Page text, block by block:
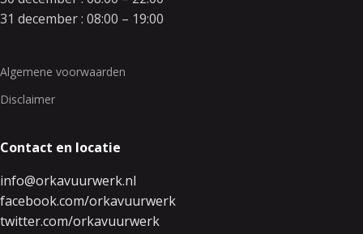
31 december : 08:00 – 19:00
Algemene voorwaarden
Disclaimer
Contact en locatie
info@orkavuurwerk.nl
facebook.com/orkavuurwerk
twitter.com/orkavuurwerk